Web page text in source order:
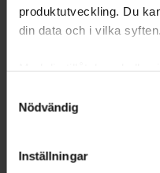
produktutveckling. Du
din data och i vilka syften.
kan ha en
Ta reda på mer om hur
Nödvändig
Inställningar
I samarbete med
Aktiespararna Bollnäs,
Kontakt